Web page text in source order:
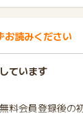
お読みください
ています
料会員登録後の